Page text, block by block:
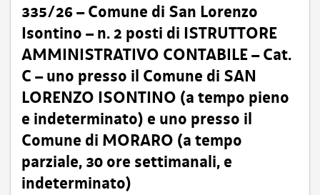
335/26 – Comune di San Lorenzo
Isontino – n. 2 posti di ISTRUTTORE
AMMINISTRATIVO CONTABILE – Cat.
C – uno presso il Comune di SAN
LORENZO ISONTINO (a tempo pieno
e indeterminato) e uno presso il
Comune di MORARO (a tempo
parziale, 30 ore settimanali, e
indeterminato)